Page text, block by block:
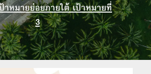
าหมายย่อยภายใต้ เป้าหมายที่
3